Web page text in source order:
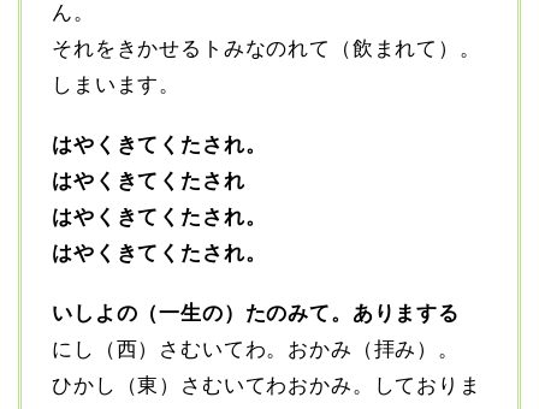
ん。
それをきかせるトみなのれて（飲まれて）。
しまいます。
はやくきてくたされ。
はやくきてくたされ
はやくきてくたされ。
はやくきてくたされ。
いしよの（一生の）たのみて。ありまする
にし（西）さむいてわ。おかみ（拝み）。
ひかし（東）さむいてわおかみ。しておりま